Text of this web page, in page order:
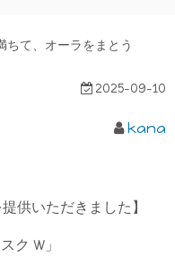
ちて、オーラをまとう
2025-09-10
kana
供いただきました】
ク W」